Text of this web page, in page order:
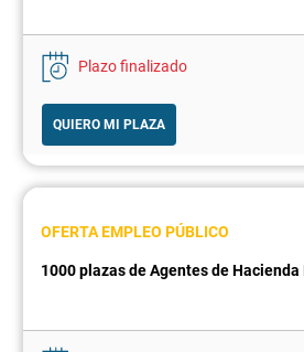
Plazo finalizado
QUIERO MI PLAZA
OFERTA EMPLEO PÚBLICO
1000 plazas de Agentes de Hacienda